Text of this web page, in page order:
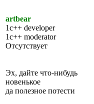
artbear
1c++ developer
1c++ moderator
Отсутствует
Эх, дайте что-нибудь
новенькое
да полезное потести